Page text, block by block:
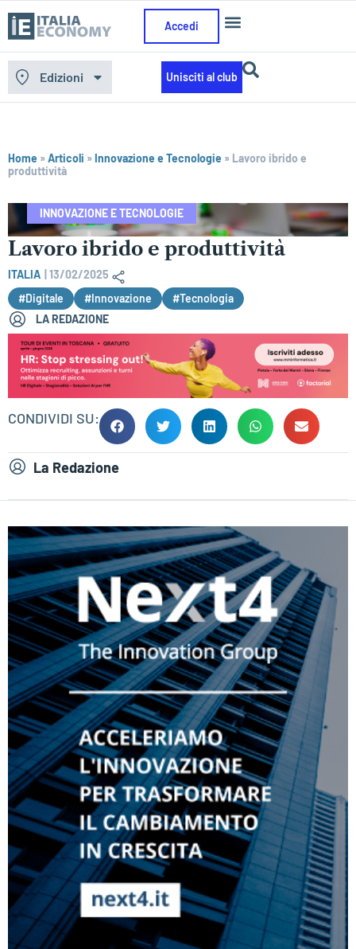
Accedi
Edizioni Unisciti al club
Home »Articoli »Innovazione e Tecnologie » Lavoro ibrido e
produttività
INNOVAZIONE E TECNOLOGIE
Lavoro ibrido e produttività
ITALIA
13/02/2025
#Digitale
#Innovazione
#Tecnologia
LA REDAZIONE
CONDIVIDI SU:
La Redazione